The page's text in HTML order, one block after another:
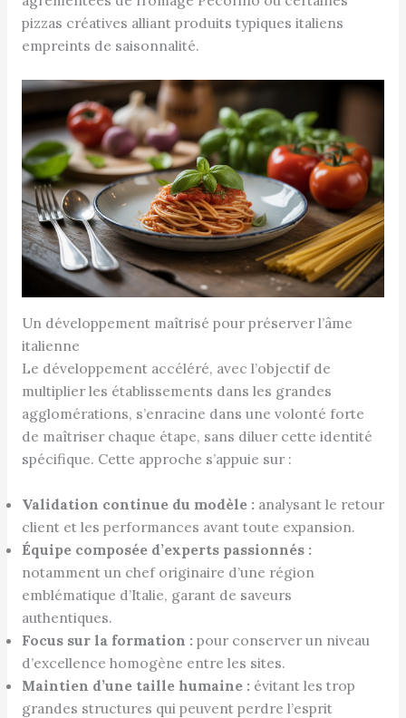
pizzas créatives alliant produits typiques italiens
empreints de saisonnalité.
Un développement maîtrisé pour préserver l’âme
italienne
Le développement accéléré, avec l’objectif de
multiplier les établissements dans les grandes
agglomérations, s’enracine dans une volonté forte
de maîtriser chaque étape, sans diluer cette identité
spécifique. Cette approche s’appuie sur :
Validation continue du modèle : analysant le retour
client et les performances avant toute expansion.
Équipe composée d’experts passionnés :
notamment un chef originaire d’une région
emblématique d’Italie, garant de saveurs
authentiques.
Focus sur la formation : pour conserver un niveau
d’excellence homogène entre les sites.
Maintien d’une taille humaine : évitant les trop
grandes structures qui peuvent perdre l’esprit